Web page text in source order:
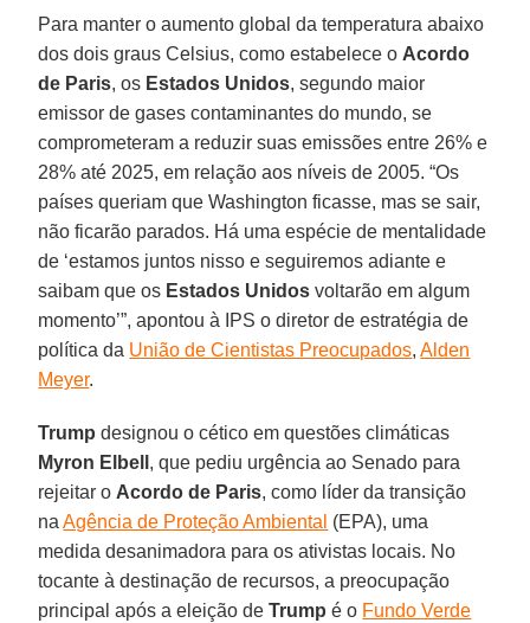
Para manter o aumento global da temperatura abaixo
dos dois graus Celsius, como estabelece o Acordo
de Paris, os Estados Unidos, segundo maior
emissor de gases contaminantes do mundo, se
comprometeram a reduzir suas emissões entre 26% e
28% até 2025, em relação aos níveis de 2005. “Os
países queriam que Washington ficasse, mas se sair,
não ficarão parados. Há uma espécie de mentalidade
de ‘estamos juntos nisso e seguiremos adiante e
saibam que os Estados Unidos voltarão em algum
momento’”, apontou à IPS o diretor de estratégia de
política da União de Cientistas Preocupados,Alden
Meyer.
Trump designou o cético em questões climáticas
Myron Elbell , que pediu urgência ao Senado para
rejeitar o Acordo de Paris, como líder da transição
naAgência de Proteção Ambiental (EPA), uma
medida desanimadora para os ativistas locais. No
tocante à destinação de recursos, a preocupação
principal após a eleição deTrump é o Fundo Verde